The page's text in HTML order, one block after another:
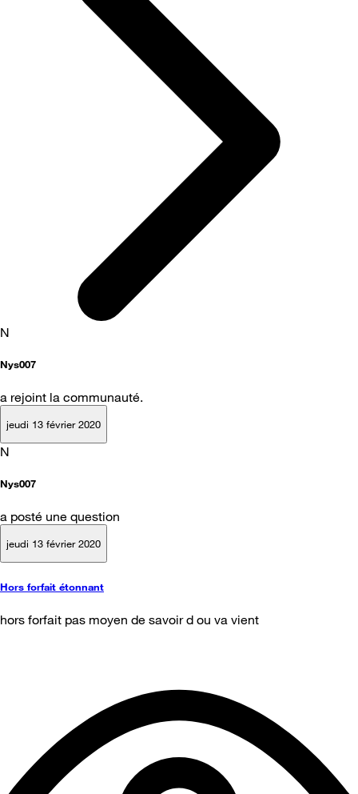
N
Nys007
a rejoint la communauté.
jeudi 13 février 2020
N
Nys007
a posté une question
jeudi 13 février 2020
Hors forfait étonnant
hors forfait pas moyen de savoir d ou va vient